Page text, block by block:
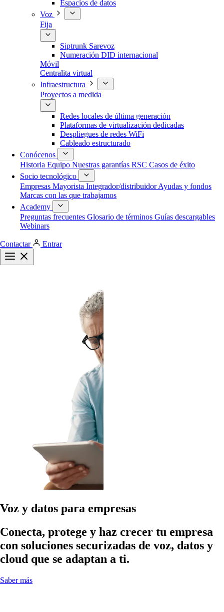
Espacios de datos
Voz
Fija
Siptrunk Sarevoz
Numeración DID internacional
Móvil
Centralita virtual
Infraestructura
Proyectos a medida
Redes locales de última generación
Plataformas de virtualización dedicadas
Despliegues de redes WiFi
Cableado estructurado
Conócenos
Historia Equipo Nuestras garantías RSC Casos de éxito
Socio tecnológico
Empresas Mayorista Integrador/distribuidorAyudas y fondos
Marcas con las que trabajamos
Academy
Preguntas frecuentes Glosario de términos Guías descargables
Webinars
Contactar Entrar
Voz y datos para empresas
Conecta, protege y haz crecer tu empresa
con soluciones securizadas de voz, datos y
cloud que se adaptan a ti.
Saber más